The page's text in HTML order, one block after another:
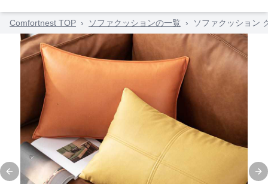
Comfortnest TOP › ソファクッションの一覧 › ソファクッション
Previous slide